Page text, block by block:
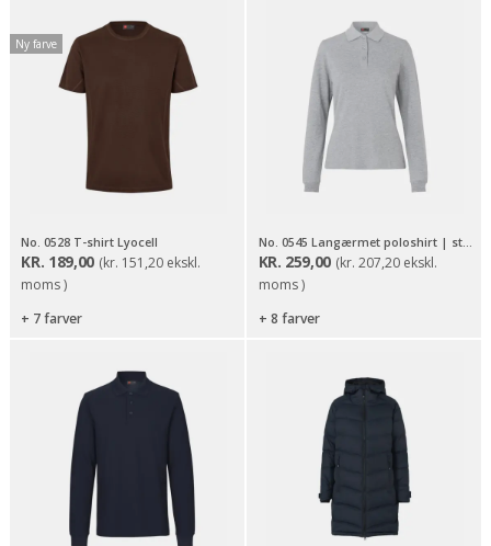
Ny farve
No. 0528 T-shirt Lyocell
KR. 189,00 (kr. 151,20ekskl.
moms )
+ 7 farver
No. 0545 Langærmet poloshirt | stretch | dame
KR. 259,00 (kr. 207,20ekskl.
moms )
+ 8 farver